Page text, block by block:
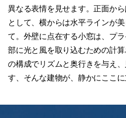
異なる表情を見せます。正面か
として、横からは水平ラインが
て。外壁に点在する小窓は、プ
部に光と風を取り込むための計
の構成でリズムと奥行きを与え
す、そんな建物が、静かにここに